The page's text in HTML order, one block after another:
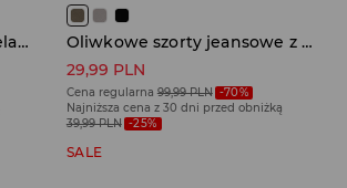
Czarne szorty jeansowe z elastycznym pasem
Oliwkowe szorty jeansowe z elastycznym pasem
29,99 PLN
Cena regularna 99,99 PLN -70%
Najniższa cena z 30 dni przed obniżką
39,99 PLN -25%
SALE